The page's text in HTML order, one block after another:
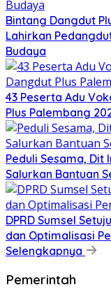
Bintang Dangdut
Lahirkan
Budaya
43 Peserta Adu
Plus Palembang
Peduli Sesama, Dit
Salurkan Bantuan
DPRD Sumsel
dan Optimalisasi
Selengkapnya
Pemerintah